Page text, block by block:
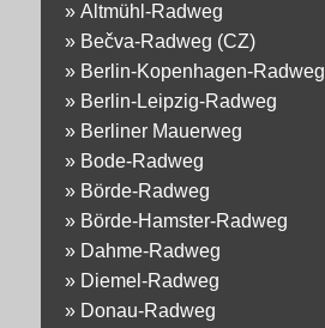
» Altmühl-Radweg
» Bečva-Radweg (CZ)
» Berlin-Kopenhagen-Radweg
» Berlin-Leipzig-Radweg
» Berliner Mauerweg
» Bode-Radweg
» Börde-Radweg
» Börde-Hamster-Radweg
» Dahme-Radweg
» Diemel-Radweg
» Donau-Radweg